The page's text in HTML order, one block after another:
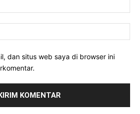
dan situs web saya di browser ini